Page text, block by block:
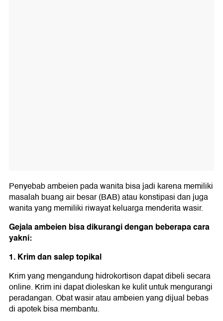
Penyebab ambeien pada wanita bisa jadi karena memiliki
masalah buang air besar (BAB) atau konstipasi dan juga
wanita yang memiliki riwayat keluarga menderita wasir.
Gejala ambeien bisa dikurangi dengan beberapa cara
yakni:
1. Krim dan salep topikal
Krim yang mengandung hidrokortison dapat dibeli secara
online. Krim ini dapat dioleskan ke kulit untuk mengurangi
peradangan. Obat wasir atau ambeien yang dijual bebas
di apotek bisa membantu.